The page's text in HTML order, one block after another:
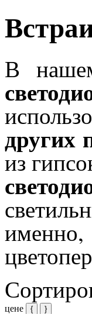
В
других
из
именно,
цене { }